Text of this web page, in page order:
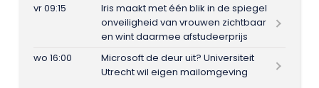
vr 09:15
Iris maakt met één blik in de spiegel
onveiligheid van vrouwen zichtbaar
en wint daarmee afstudeerprijs
wo 16:00
Microsoft de deur uit? Universiteit
Utrecht wil eigen mailomgeving